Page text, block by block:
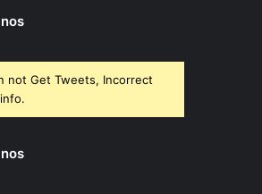
not Get Tweets, Incorrect